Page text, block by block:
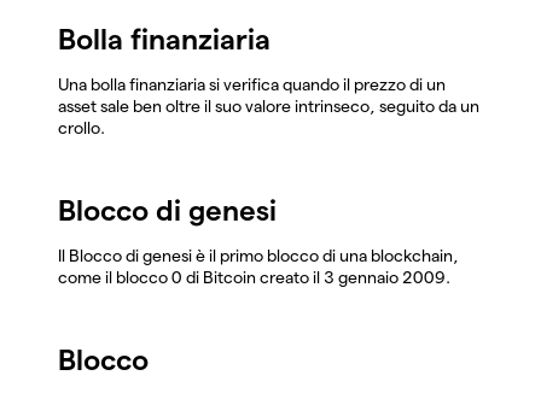
Bolla finanziaria
Una bolla finanziaria si verifica quando il prezzo di un
asset sale ben oltre il suo valore intrinseco, seguito da un
crollo.
Blocco di genesi
Il Blocco di genesi è il primo blocco di una blockchain,
come il blocco 0 di Bitcoin creato il 3 gennaio 2009.
Blocco